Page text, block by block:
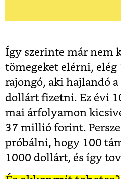
Így szerinte már nem
tömegeket elérni,
rajongó, aki hajlandó
dollárt fizetni. Ez évi
mai árfolyamon
37 millió forint.
próbálni, hogy 100
1000 dollárt, és így